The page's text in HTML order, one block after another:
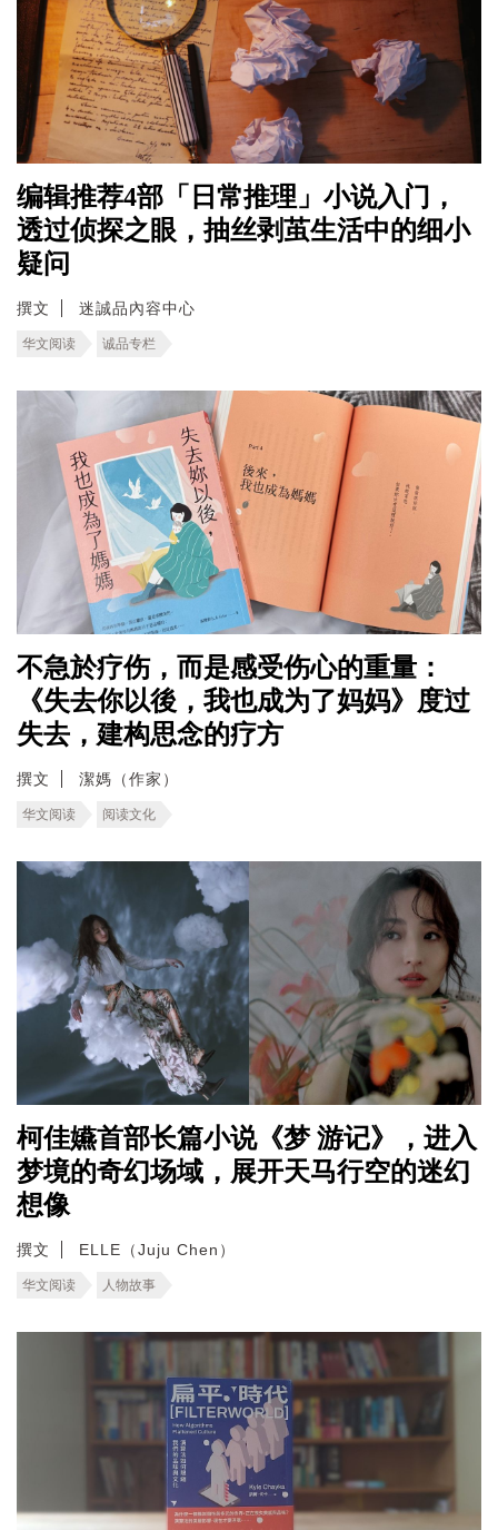
编辑推荐4部「日常推理」小说入门，
透过侦探之眼，抽丝剥茧生活中的细小
疑问
撰文 迷誠品內容中心
华文阅读 诚品专栏
不急於疗伤，而是感受伤心的重量：
《失去你以後，我也成为了妈妈》度过
失去，建构思念的疗方
撰文 潔媽（作家）
华文阅读 阅读文化
柯佳嬿首部长篇小说《梦 游记》，进入
梦境的奇幻场域，展开天马行空的迷幻
想像
撰文 ELLE（Juju Chen）
华文阅读 人物故事